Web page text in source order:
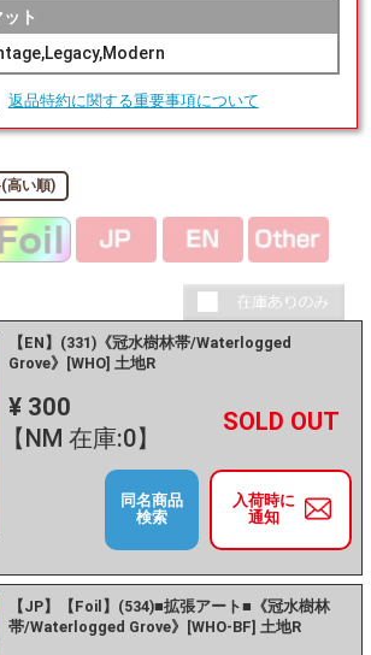
ト
返品特約に関する重要事項について
高い順)
【EN】(331)《冠水樹林帯/Waterlogged
Grove》[WHO] 土地R
¥ 300
【NM 在庫:0】
－ +
入荷時に
通知
同名商品
検索
【JP】【Foil】(534)■拡張アート■《冠水樹林
帯/Waterlogged Grove》[WHO-BF] 土地R